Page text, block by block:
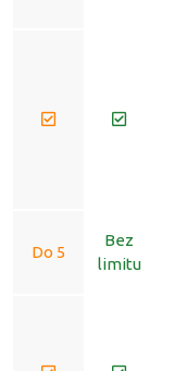
Do 5
Bez
limitu